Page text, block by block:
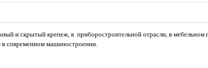
и скрытый крепеж, в приборостроительной отрасли, в мебельном
в современном машиностроении.